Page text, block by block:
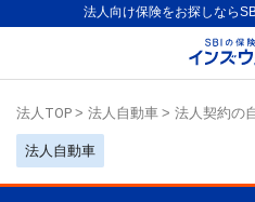
法人向け保険をお探しなら
法人TOP > 法人自動車 > 法人契約の
法人自動車